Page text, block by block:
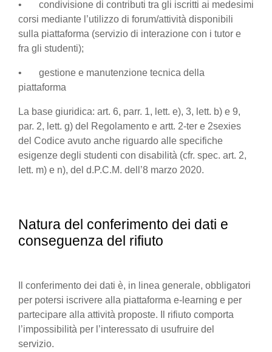
• condivisione di contributi tra gli iscritti ai medesimi
corsi mediante l’utilizzo di forum/attività disponibili
sulla piattaforma (servizio di interazione con i tutor e
fra gli studenti);
• gestione e manutenzione tecnica della
piattaforma
La base giuridica: art. 6, parr. 1, lett. e), 3, lett. b) e 9,
par. 2, lett. g) del Regolamento e artt. 2-ter e 2sexies
del Codice avuto anche riguardo alle specifiche
esigenze degli studenti con disabilità (cfr. spec. art. 2,
lett. m) e n), del d.P.C.M. dell’8 marzo 2020.
Natura del conferimento dei dati e
conseguenza del rifiuto
Il conferimento dei dati è, in linea generale, obbligatori
per potersi iscrivere alla piattaforma e-learning e per
partecipare alla attività proposte. Il rifiuto comporta
l’impossibilità per l’interessato di usufruire del
servizio.